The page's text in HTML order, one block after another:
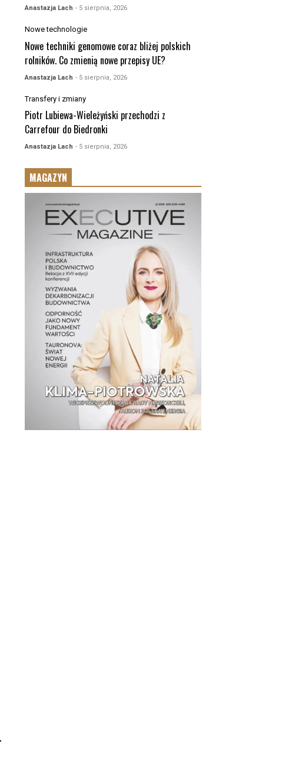
Anastazja Lach - 5 sierpnia, 2026
Nowe technologie
Nowe techniki genomowe coraz bliżej polskich
rolników. Co zmienią nowe przepisy UE?
Anastazja Lach - 5 sierpnia, 2026
Transfery i zmiany
Piotr Lubiewa-Wieleżyński przechodzi z
Carrefour do Biedronki
Anastazja Lach - 5 sierpnia, 2026
MAGAZYN